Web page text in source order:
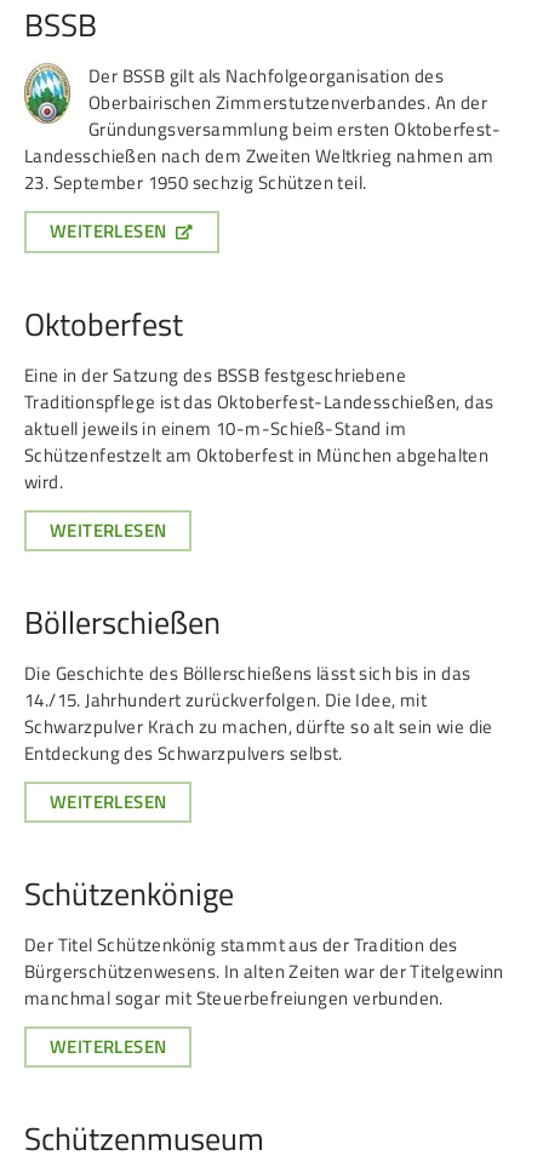
BSSB
Der BSSB gilt als Nachfolgeorganisation des
Oberbairischen Zimmerstutzenverbandes. An der
Gründungsversammlung beim ersten Oktoberfest-
Landesschießen nach dem Zweiten Weltkrieg nahmen am
23. September 1950 sechzig Schützen teil.
WEITERLESEN
Oktoberfest
Eine in der Satzung des BSSB festgeschriebene
Traditionspflege ist das Oktoberfest-Landesschießen, das
aktuell jeweils in einem 10-m-Schieß-Stand im
Schützenfestzelt am Oktoberfest in München abgehalten
wird.
WEITERLESEN
Böllerschießen
Die Geschichte des Böllerschießens lässt sich bis in das
14./15. Jahrhundert zurückverfolgen. Die Idee, mit
Schwarzpulver Krach zu machen, dürfte so alt sein wie die
Entdeckung des Schwarzpulvers selbst.
WEITERLESEN
Schützenkönige
Der Titel Schützenkönig stammt aus der Tradition des
Bürgerschützenwesens. In alten Zeiten war der Titelgewinn
manchmal sogar mit Steuerbefreiungen verbunden.
WEITERLESEN
Schützenmuseum